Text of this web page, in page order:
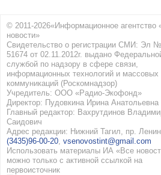
© 2011-2026«Информационное агентство
новости»
Свидетельство о регистрации СМИ: Эл
51674 от 02.11.2012г. выдано
службой по надзору в сфере связи,
информационных технологий и массовых
коммуникаций (Роскомнадзор)
Учредитель: ООО «Радио-Экофонд»
Директор: Пудовкина Ирина Анатольевна
Главный редактор: Вахрутдинов
Саидович
Адрес редакции: Нижний Тагил, пр.
(3435)96-00-20 vsenovostint@gmail.com
Использовать материалы ИА «Все
можно только с активной ссылкой на
первоисточник